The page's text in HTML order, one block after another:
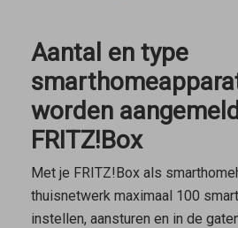
Aantal en type
worden
FRITZ!Box
Met je FRITZ!Box als
thuisnetwerk maximaal 100
instellen, aansturen en in de